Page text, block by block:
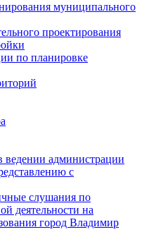
муниципального
проектирования
по планировке
ведении администрации
с
слушания по
деятельности на
город Владимир